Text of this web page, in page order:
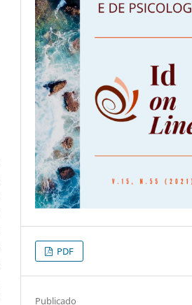
PDF
Publicado